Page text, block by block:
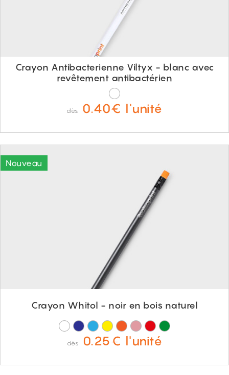
Crayon Antibacterienne Viltyx - blanc avec
revêtement antibactérien
dès 0.40€ l'unité
Crayon Whitol - noir en bois naturel
dès 0.25€ l'unité